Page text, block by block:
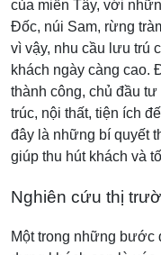
của miền Tây, với
Đốc, núi Sam, rừng
vì vậy, nhu cầu lưu trú
khách ngày càng cao.
thành công, chủ đầu
trúc, nội thất, tiện ích
đây là những bí quyết
giúp thu hút khách và
Nghiên cứu thị
Một trong những bước